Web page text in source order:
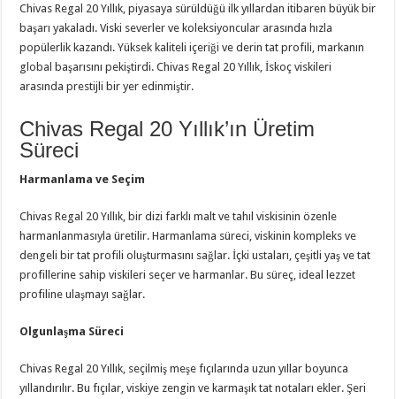
Chivas Regal 20 Yıllık, piyasaya sürüldüğü ilk yıllardan itibaren büyük bir
başarı yakaladı. Viski severler ve koleksiyoncular arasında hızla
popülerlik kazandı. Yüksek kaliteli içeriği ve derin tat profili, markanın
global başarısını pekiştirdi. Chivas Regal 20 Yıllık, İskoç viskileri
arasında prestijli bir yer edinmiştir.
Chivas Regal 20 Yıllık’ın Üretim
Süreci
Harmanlama ve Seçim
Chivas Regal 20 Yıllık, bir dizi farklı malt ve tahıl viskisinin özenle
harmanlanmasıyla üretilir. Harmanlama süreci, viskinin kompleks ve
dengeli bir tat profili oluşturmasını sağlar. İçki ustaları, çeşitli yaş ve tat
profillerine sahip viskileri seçer ve harmanlar. Bu süreç, ideal lezzet
profiline ulaşmayı sağlar.
Olgunlaşma Süreci
Chivas Regal 20 Yıllık, seçilmiş meşe fıçılarında uzun yıllar boyunca
yıllandırılır. Bu fıçılar, viskiye zengin ve karmaşık tat notaları ekler. Şeri